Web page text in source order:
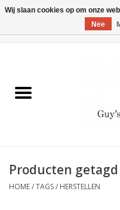
Machines
Paspoppen
Producten
HOME/TAGS/ HERSTELLEN
Wij slaan cookies op om onze
Nee